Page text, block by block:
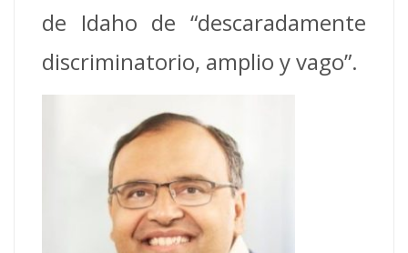
de Idaho de “descaradamente
discriminatorio, amplio y vago”.